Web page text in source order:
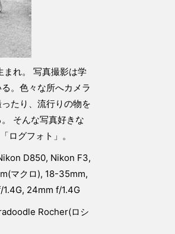
まれ。 写真撮影は学
。色々な所へカメラ
たり、流行りの物を
そんな写真好きな
ログフォト」。
D850, Nikon F3,
マクロ), 18-35mm,
24mm f/1.4G
Rocher(ロシ